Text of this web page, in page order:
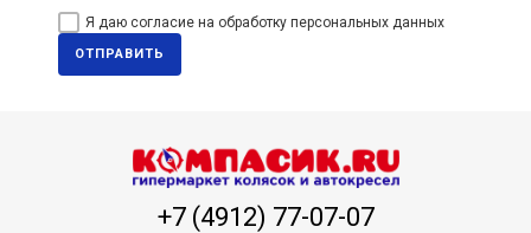
Я даю согласие на обработку персональных данных
ОТПРАВИТЬ
+7 (4912) 77-07-07